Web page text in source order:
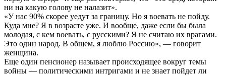
ни на какую голову не налазит».
«У нас 90% скорее уедут за границу. Но я воевать не пойду.
Куда мне? Я в возрасте уже. И вообще, даже если бы была
молодая, с кем воевать, с русскими? Я не считаю их врагами.
Это один народ. В общем, я люблю Россию», — говорит
женщина.
Еще один пенсионер называет происходящее вокруг темы
войны — политическими интригами и не знает пойдет ли